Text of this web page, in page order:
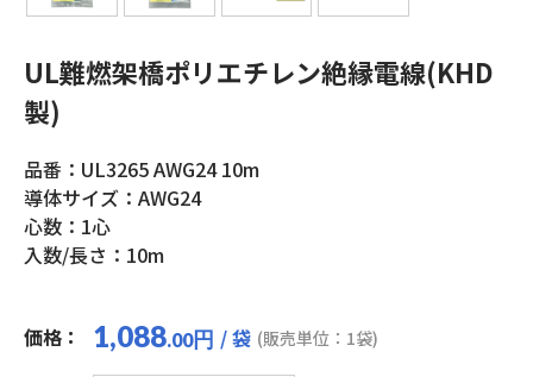
UL難燃架橋ポリエチレン絶縁電線(KHD
製)
品番：UL3265 AWG24 10m
導体サイズ：AWG24
心数：1心
入数/長さ：10m
価格： 1,088.00円 / 袋 (販売単位：1袋)